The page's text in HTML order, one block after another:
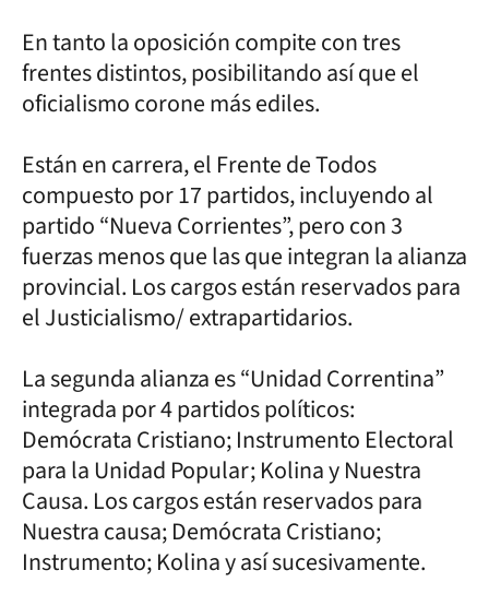
En tanto la oposición compite con tres
frentes distintos, posibilitando así que el
oficialismo corone más ediles.
Están en carrera, el Frente de Todos
compuesto por 17 partidos, incluyendo al
partido “Nueva Corrientes”, pero con 3
fuerzas menos que las que integran la alianza
provincial. Los cargos están reservados para
el Justicialismo/ extrapartidarios.
La segunda alianza es “Unidad Correntina”
integrada por 4 partidos políticos:
Demócrata Cristiano; Instrumento Electoral
para la Unidad Popular; Kolina y Nuestra
Causa. Los cargos están reservados para
Nuestra causa; Demócrata Cristiano;
Instrumento; Kolina y así sucesivamente.